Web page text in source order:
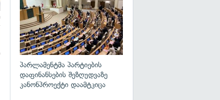
პარლამენტმა პარტიების
დაფინანსების შეზღუდვაზე
კანონპროექტი დაამტკიცა